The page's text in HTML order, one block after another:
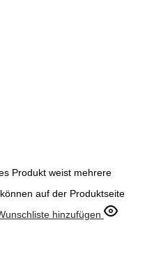
Produkt weist mehrere
auf der Produktseite
hinzufügen